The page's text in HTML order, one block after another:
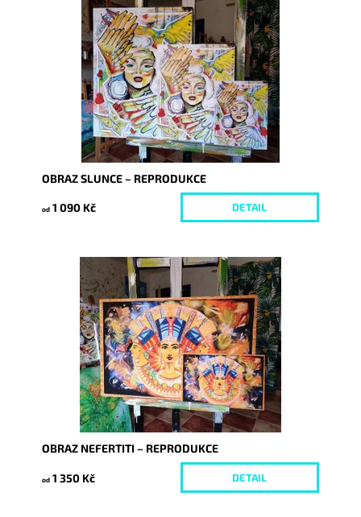
Dostupnost:
Skladem
6019/REP
OBRAZ SLUNCE – REPRODUKCE
od 1 090 Kč DETAIL
Dostupnost:
Skladem
5977/REP2
OBRAZ NEFERTITI – REPRODUKCE
od 1 350 Kč DETAIL